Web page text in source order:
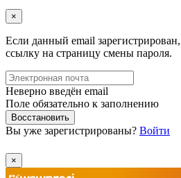
×
Если данный email
ссылку на страницу смены пароля.
Неверно введён email
Поле обязательно к заполнению
Восстановить
Вы уже зарегистрированы? Войти
×